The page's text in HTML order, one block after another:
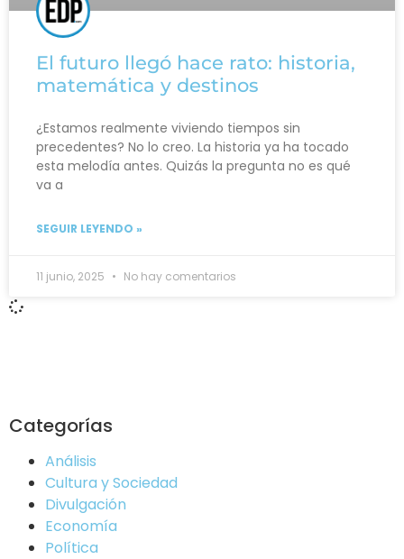
El futuro llegó hace rato: historia,
matemática y destinos
¿Estamos realmente viviendo tiempos sin
precedentes? No lo creo. La historia ya ha tocado
esta melodía antes. Quizás la pregunta no es qué
va a
SEGUIR LEYENDO »
11 junio, 2025 No hay comentarios
Categorías
Análisis
Cultura y Sociedad
Divulgación
Economía
Política